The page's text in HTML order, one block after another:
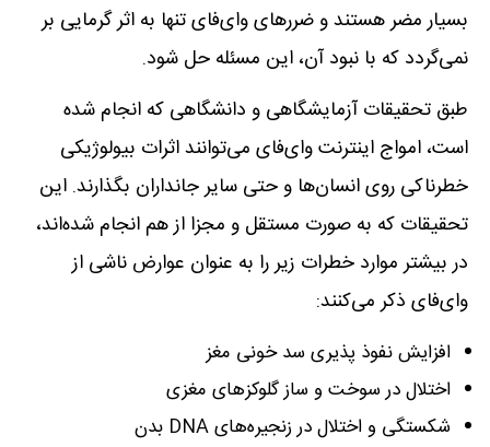
بسیار مضر هستند و ضررهای وای‌فای تنها به اثر گرمایی بر
نمی‌گردد که با نبود آن، این مسئله حل شود.
طبق تحقیقات آزمایشگاهی و دانشگاهی که انجام شده
است، امواج اینترنت وای‌فای می‌توانند اثرات بیولوژیکی
خطرناکی روی انسان‌ها و حتی سایر جانداران بگذارند. این
تحقیقات که به صورت مستقل و مجزا از هم انجام شده‌اند،
در بیشتر موارد خطرات زیر را به عنوان عوارض ناشی از
وای‌فای ذکر می‌کنند:
افزایش نفوذ پذیری سد خونی مغز
اختلال در سوخت و ساز گلوکزهای مغزی
شکستگی و اختلال در زنجیره‌های DNA بدن